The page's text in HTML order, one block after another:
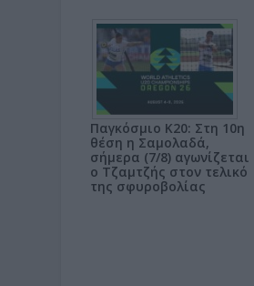
Παγκόσμιο Κ20: Στη 10η
θέση η Σαμολαδά,
σήμερα (7/8) αγωνίζεται
ο Τζαμτζής στον τελικό
της σφυροβολίας